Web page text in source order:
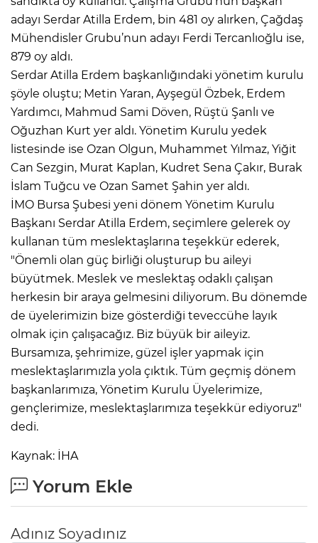
adayı Serdar Atilla Erdem, bin 481 oy alırken, Çağdaş
Mühendisler Grubu’nun adayı Ferdi Tercanlıoğlu ise,
879 oy aldı.
Serdar Atilla Erdem başkanlığındaki yönetim kurulu
şöyle oluştu; Metin Yaran, Ayşegül Özbek, Erdem
Yardımcı, Mahmud Sami Döven, Rüştü Şanlı ve
Oğuzhan Kurt yer aldı. Yönetim Kurulu yedek
listesinde ise Ozan Olgun, Muhammet Yılmaz, Yiğit
Can Sezgin, Murat Kaplan, Kudret Sena Çakır, Burak
İslam Tuğcu ve Ozan Samet Şahin yer aldı.
İMO Bursa Şubesi yeni dönem Yönetim Kurulu
Başkanı Serdar Atilla Erdem, seçimlere gelerek oy
kullanan tüm meslektaşlarına teşekkür ederek,
"Önemli olan güç birliği oluşturup bu aileyi
büyütmek. Meslek ve meslektaş odaklı çalışan
herkesin bir araya gelmesini diliyorum. Bu dönemde
de üyelerimizin bize gösterdiği teveccühe layık
olmak için çalışacağız. Biz büyük bir aileyiz.
Bursamıza, şehrimize, güzel işler yapmak için
meslektaşlarımızla yola çıktık. Tüm geçmiş dönem
başkanlarımıza, Yönetim Kurulu Üyelerimize,
gençlerimize, meslektaşlarımıza teşekkür ediyoruz"
dedi.
Kaynak: İHA
Yorum Ekle
Adınız Soyadınız